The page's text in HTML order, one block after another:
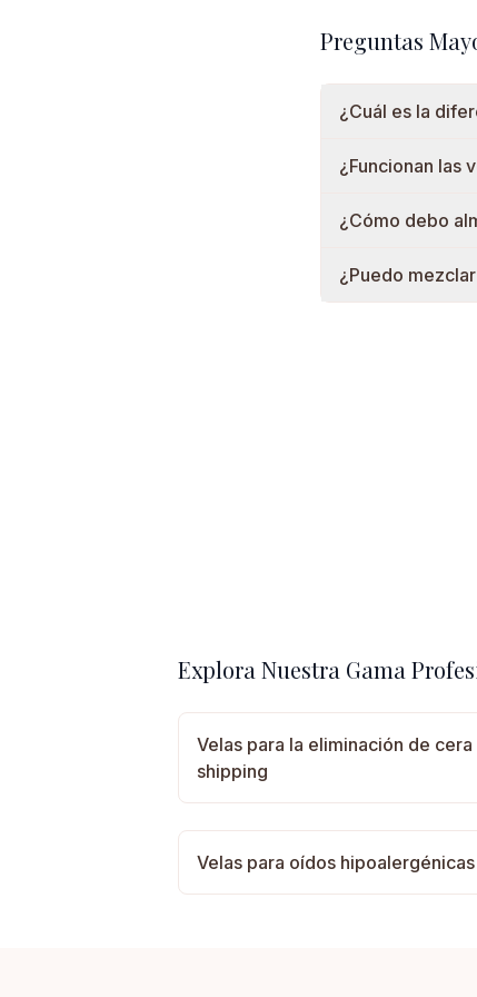
Preguntas
¿Cuál es la
¿Funcionan las
¿Cómo debo
¿Puedo
Explora Nuestra Gama
Velas para la eliminación de
shipping
Velas para oídos